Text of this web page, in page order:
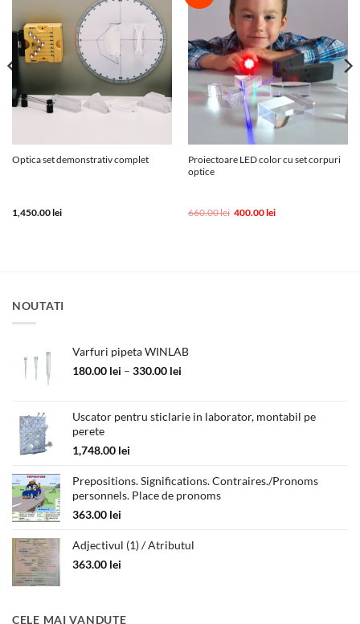
Optica set demonstrativ complet
1,450.00lei
Proiectoare LED color cu set corpuri
optice
660.00lei Prețul
400.00leiPrețul
NOUTATI
Varfuri pipeta WINLAB
180.00 lei – 330.00 lei
180.00 lei
Uscator pentru sticlarie in laborator, montabil pe
perete
1,748.00 lei
Prepositions. Significations. Contraires./Pronoms
personnels. Place de pronoms
363.00 lei
Adjectivul (1) / Atributul
363.00 lei
CELE MAI VANDUTE